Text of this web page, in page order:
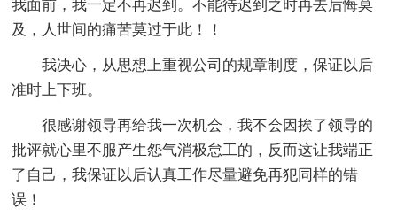
我面前，我一定不再迟到。不能待迟到之时再去后悔莫
及，人世间的痛苦莫过于此！！
我决心，从思想上重视公司的规章制度，保证以后
准时上下班。
很感谢领导再给我一次机会，我不会因挨了领导的
批评就心里不服产生怨气消极怠工的，反而这让我端正
了自己，我保证以后认真工作尽量避免再犯同样的错
误！